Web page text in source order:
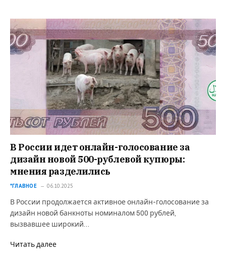
В России идет онлайн-голосование за
дизайн новой 500-рублевой купюры:
мнения разделились
*ГЛАВНОЕ 06.10.2025
В России продолжается активное онлайн-голосование за
дизайн новой банкноты номиналом 500 рублей,
вызвавшее широкий…
Читать далее